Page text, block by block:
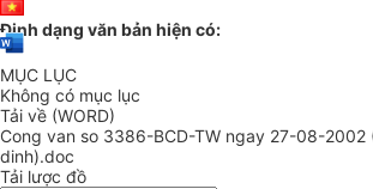
Định dạng văn bản hiện có:
MỤC LỤC
Không có mục lục
Tải về (WORD)
Cong van so 3386-BCD-TW ngay 27-08-2002
dinh).doc
Tải lược đồ